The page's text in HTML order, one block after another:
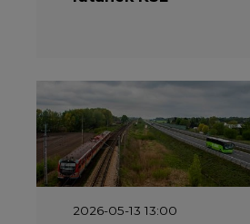
2026-05-13 13:00